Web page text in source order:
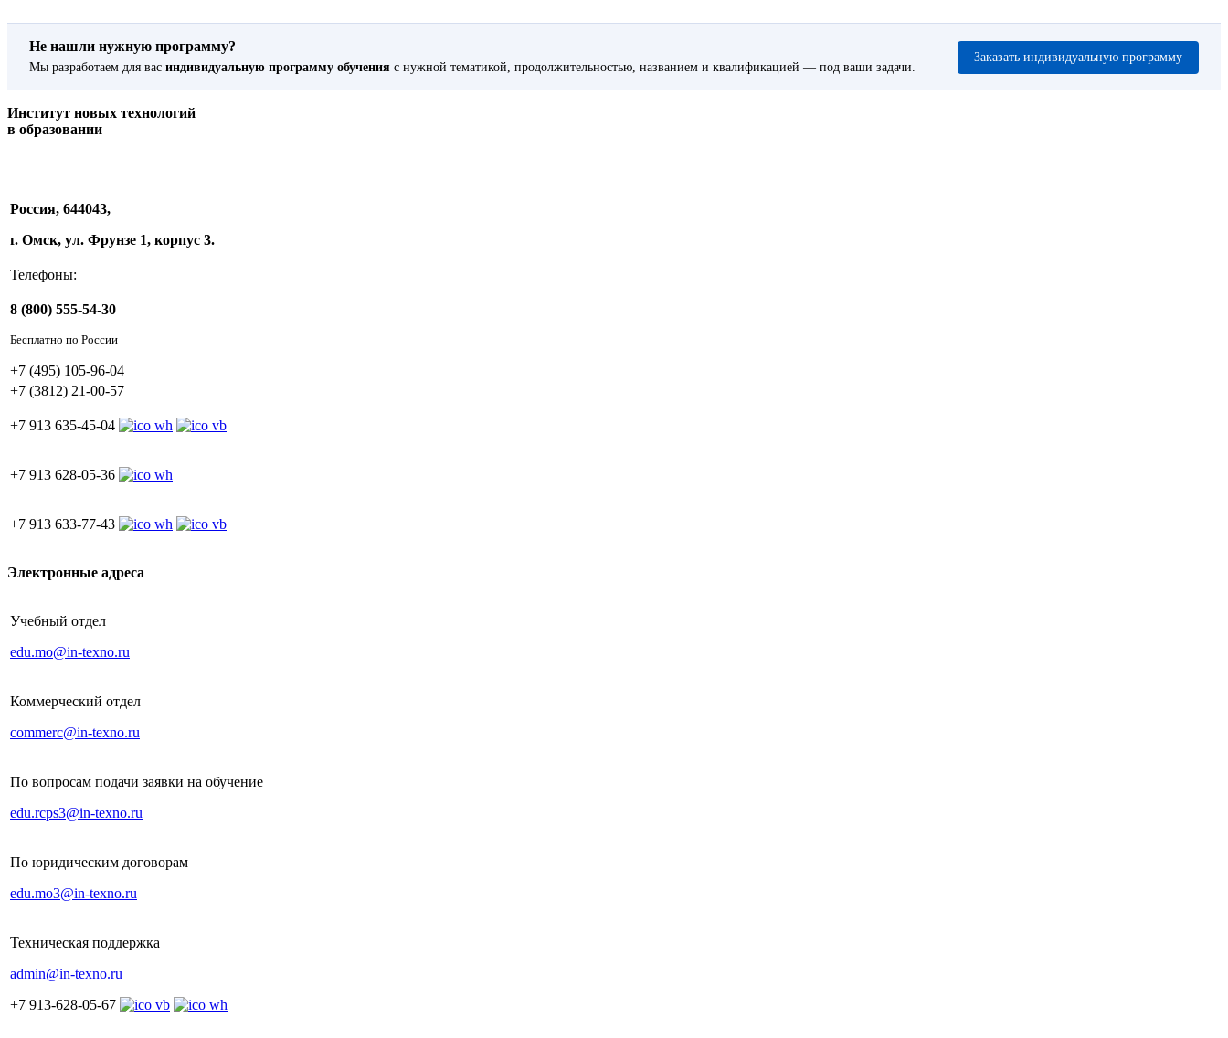
Не нашли нужную программу?
Мы разработаем для вас индивидуальную программу обучения с нужной тематикой, продолжительностью, названием и квалификацией — под ваши задачи.
Заказать индивидуальную программу
Институт новых технологий
в образовании
Россия, 644043,
г. Омск, ул. Фрунзе 1, корпус 3.
Телефоны:
8 (800) 555-54-30
Бесплатно по России
+7 (495) 105-96-04
+7 (3812) 21-00-57
+7 913 635-45-04
+7 913 628-05-36
+7 913 633-77-43
Электронные адреса
Учебный отдел
edu.mo@in-texno.ru
Коммерческий отдел
commerc@in-texno.ru
По вопросам подачи заявки на обучение
edu.rcps3@in-texno.ru
По юридическим договорам
edu.mo3@in-texno.ru
Техническая поддержка
admin@in-texno.ru
+7 913-628-05-67